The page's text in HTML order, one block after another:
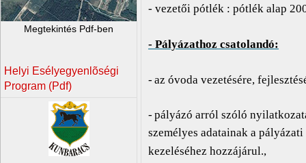
Megtekintés Pdf-ben
Helyi Esélyegyenlõségi
Program (Pdf)
- vezetői pótlék : pótlék alap
- Pályázathoz csatolandó:
- az óvoda vezetésére,
- pályázó arról szóló
személyes adatainak a
kezeléséhez hozzájárul.,